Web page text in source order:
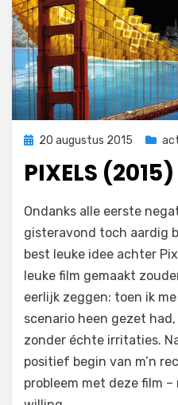
Geplaatst
20 augustus 2015
PIXELS (2015)
door Filmofiel.nl
Laat een reactie achter
Ondanks alle eerste
gisteravond toch aardig
best leuke idee achter
leuke film gemaakt
eerlijk zeggen: toen ik
scenario heen gezet
zonder échte irritaties.
positief begin van m’n
probleem met deze film